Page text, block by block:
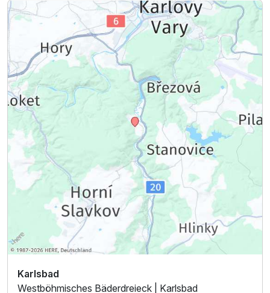
Karlsbad
Westböhmisches Bäderdreieck | Karlsbad